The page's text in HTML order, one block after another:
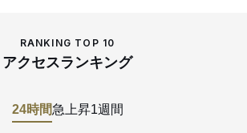
RANKING TOP 10
アクセスランキング
24時間急上昇1週間